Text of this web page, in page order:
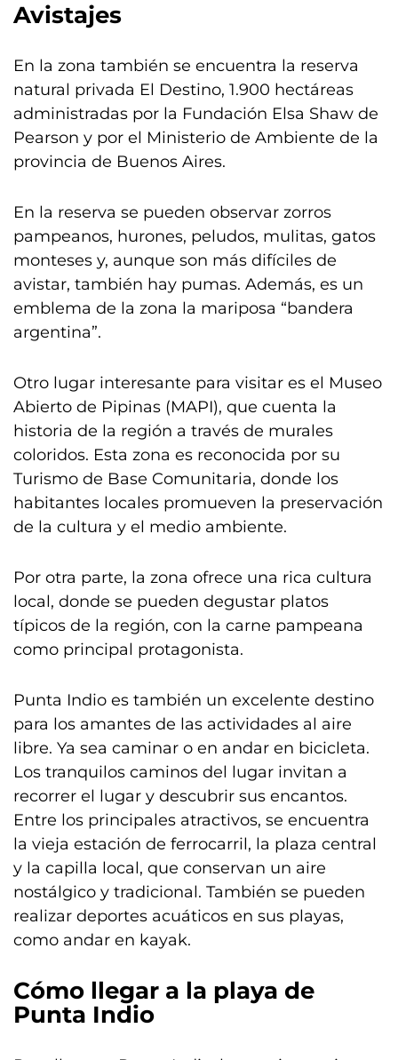
Avistajes
En la zona también se encuentra la reserva
natural privada El Destino, 1.900 hectáreas
administradas por la Fundación Elsa Shaw de
Pearson y por el Ministerio de Ambiente de la
provincia de Buenos Aires.
En la reserva se pueden observar zorros
pampeanos, hurones, peludos, mulitas, gatos
monteses y, aunque son más difíciles de
avistar, también hay pumas. Además, es un
emblema de la zona la mariposa “bandera
argentina”.
Otro lugar interesante para visitar es el Museo
Abierto de Pipinas (MAPI), que cuenta la
historia de la región a través de murales
coloridos. Esta zona es reconocida por su
Turismo de Base Comunitaria, donde los
habitantes locales promueven la preservación
de la cultura y el medio ambiente.
Por otra parte, la zona ofrece una rica cultura
local, donde se pueden degustar platos
típicos de la región, con la carne pampeana
como principal protagonista.
Punta Indio es también un excelente destino
para los amantes de las actividades al aire
libre. Ya sea caminar o en andar en bicicleta.
Los tranquilos caminos del lugar invitan a
recorrer el lugar y descubrir sus encantos.
Entre los principales atractivos, se encuentra
la vieja estación de ferrocarril, la plaza central
y la capilla local, que conservan un aire
nostálgico y tradicional. También se pueden
realizar deportes acuáticos en sus playas,
como andar en kayak.
Cómo llegar a la playa de
Punta Indio